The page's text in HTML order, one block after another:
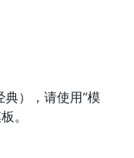
典），请使用“模
。